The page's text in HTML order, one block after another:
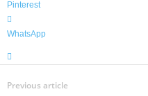
Pinterest
WhatsApp
Previous article